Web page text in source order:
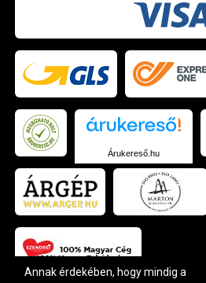
Árukereső.hu
Annak érdekében, hogy mindig a